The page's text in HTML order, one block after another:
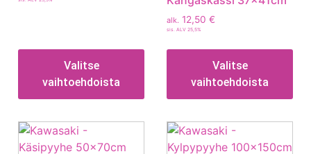
Valitse
vaihtoehdoista
alk. 12,50 €
sis. ALV 25,5%
Valitse
vaihtoehdoista